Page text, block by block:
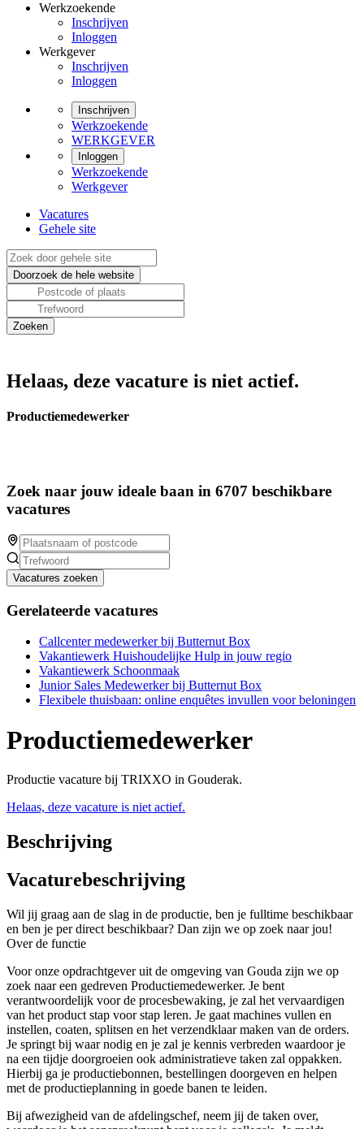
Werkzoekende
Inschrijven
Inloggen
Werkgever
Inschrijven
Inloggen
Inschrijven
Werkzoekende
WERKGEVER
Inloggen
Werkzoekende
Werkgever
Vacatures
Gehele site
Helaas, deze vacature is niet actief.
Productiemedewerker
Zoek naar jouw ideale baan in 6707 beschikbare
vacatures
Vacatures zoeken
Gerelateerde vacatures
Callcenter medewerker bij Butternut Box
Vakantiewerk Huishoudelijke Hulp in jouw regio
Vakantiewerk Schoonmaak
Junior Sales Medewerker bij Butternut Box
Flexibele thuisbaan: online enquêtes invullen voor beloningen
Productiemedewerker
Productie vacature bij TRIXXO in Gouderak.
Helaas, deze vacature is niet actief.
Beschrijving
Vacaturebeschrijving
Wil jij graag aan de slag in de productie, ben je fulltime beschikbaar
en ben je per direct beschikbaar? Dan zijn we op zoek naar jou!
Over de functie
Voor onze opdrachtgever uit de omgeving van Gouda zijn we op
zoek naar een gedreven Productiemedewerker. Je bent
verantwoordelijk voor de procesbewaking, je zal het vervaardigen
van het product stap voor stap leren. Je gaat machines vullen en
instellen, coaten, splitsen en het verzendklaar maken van de orders.
Je springt bij waar nodig en je zal je kennis verbreden waardoor je
na een tijdje doorgroeien ook administratieve taken zal oppakken.
Hierbij ga je productiebonnen, bestellingen doorgeven en helpen
met de productieplanning in goede banen te leiden.
Bij afwezigheid van de afdelingschef, neem jij de taken over,